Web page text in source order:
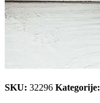
SKU: 32296 Kategorije: